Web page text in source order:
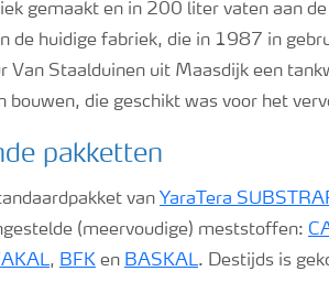
gemaakt en in 200 liter vaten aan
de huidige fabriek, die in 1987 in
Van Staalduinen uit Maasdijk een
bouwen, die geschikt was voor het
pakketten
van YaraTera
(meervoudige) meststoffen:
, BFK en BASKAL. Destijds is